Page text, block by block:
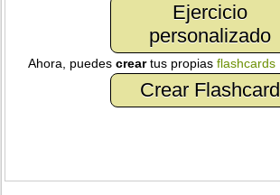
Ejercicio
personalizado
Ahora, puedescreartus propiasflashcards
Crear Flashcard